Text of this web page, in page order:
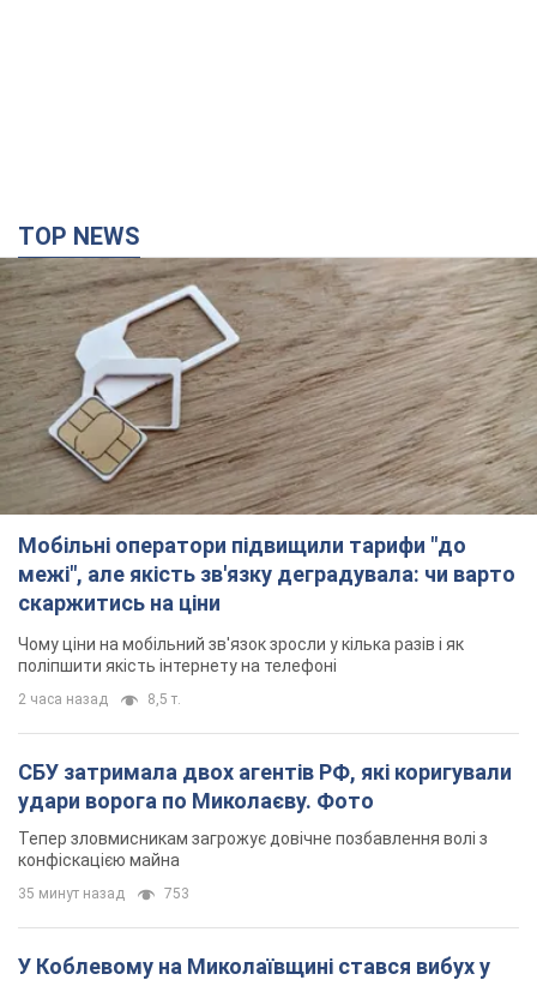
TOP NEWS
Мобільні оператори підвищили тарифи "до
межі", але якість зв'язку деградувала: чи варто
скаржитись на ціни
Чому ціни на мобільний зв'язок зросли у кілька разів і як
поліпшити якість інтернету на телефоні
2 часа назад 8,5 т.
СБУ затримала двох агентів РФ, які коригували
удари ворога по Миколаєву. Фото
Тепер зловмисникам загрожує довічне позбавлення волі з
конфіскацією майна
35 минут назад 753
У Коблевому на Миколаївщині стався вибух у